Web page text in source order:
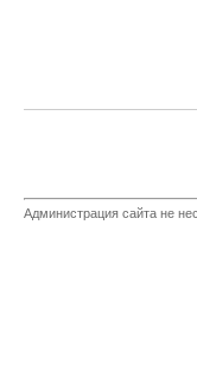
Администрация сайта не